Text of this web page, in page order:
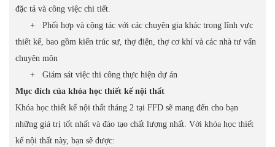
đặc tả và công việc chi tiết.
+ Phối hợp và cộng tác với các chuyên gia khác trong lĩnh vực
thiết kế, bao gồm kiến trúc sư, thợ điện, thợ cơ khí và các nhà tư vấn
chuyên môn
+ Giám sát việc thi công thực hiện dự án
Mục đích của khóa học thiết kế nội thất
Khóa học thiết kế nội thất tháng 2 tại FFD sẽ mang đến cho bạn
những giá trị tốt nhất và đào tạo chất lượng nhất. Với khóa học thiết
kế nội thất này, bạn sẽ được: